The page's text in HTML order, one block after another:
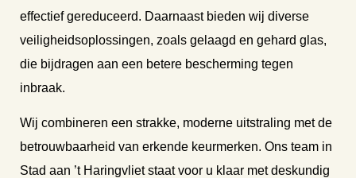
effectief gereduceerd. Daarnaast bieden wij diverse
veiligheidsoplossingen, zoals gelaagd en gehard glas,
die bijdragen aan een betere bescherming tegen
inbraak.
Wij combineren een strakke, moderne uitstraling met de
betrouwbaarheid van erkende keurmerken. Ons team in
Stad aan ’t Haringvliet staat voor u klaar met deskundig